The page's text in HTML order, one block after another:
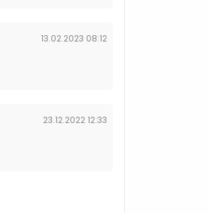
13.02.2023 08:12
23.12.2022 12:33